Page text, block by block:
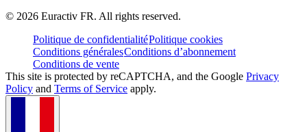
© 2026 Euractiv FR. All rights reserved.
Politique de confidentialitéPolitique cookies
Conditions généralesConditions d’abonnement
Conditions de vente
This site is protected by reCAPTCHA, and the Google Privacy
Policy and Terms of Service apply.